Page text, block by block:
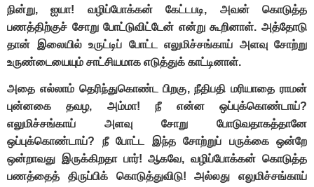
நின்று, ஐயா! வழிப்போக்கன் கேட்டபடி, அவன் கொடுத்த
பணத்திற்குச் சோறு போட்டுவிட்டேன் என்று கூறினாள். அத்தோடு
தான் இலையில் உருட்டிப் போட்ட எலுமிச்சங்காய் அளவு சோற்று
உருண்டையையும் சாட்சியமாக எடுத்துக் காட்டினாள்.
அதை எல்லாம் தெரிந்துகொண்ட பிறகு, நீதிபதி மரியாதை ராமன்
புன்னகை தவழ, அம்மா! நீ என்ன ஒப்புக்கொண்டாய்?
எலுமிச்சங்காய் அளவு சோறு போடுவதாகத்தானே
ஒப்புக்கொண்டாய்? நீ போட்ட இந்த சோற்றுப் பருக்கை ஒன்றே
ஒன்றாவது இருக்கிறதா பார்! ஆகவே, வழிப்போக்கன் கொடுத்த
பணத்தைத் திருப்பிக் கொடுத்துவிடு! அல்லது எலுமிச்சங்காய்